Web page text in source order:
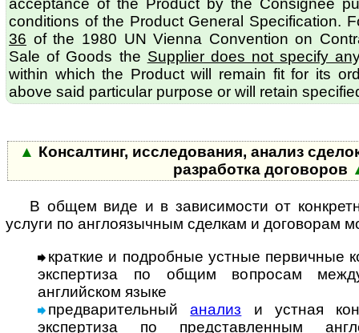
conditions of the Product General Specification.
36 of the 1980 UN Vienna Convention on
Sale of Goods the Supplier does not specify
within which the Product will remain fit for its
above said particular purpose or will retain
▲ Консалтинг, исследования, анализ
разработка договоров
В общем виде и в зависимости от
услуги по англоязычным сделкам и договорам
краткие и подробные устные первичные
экспертиза по общим вопросам
английском языке
предварительныйанализ и устная
экспертиза по представленным